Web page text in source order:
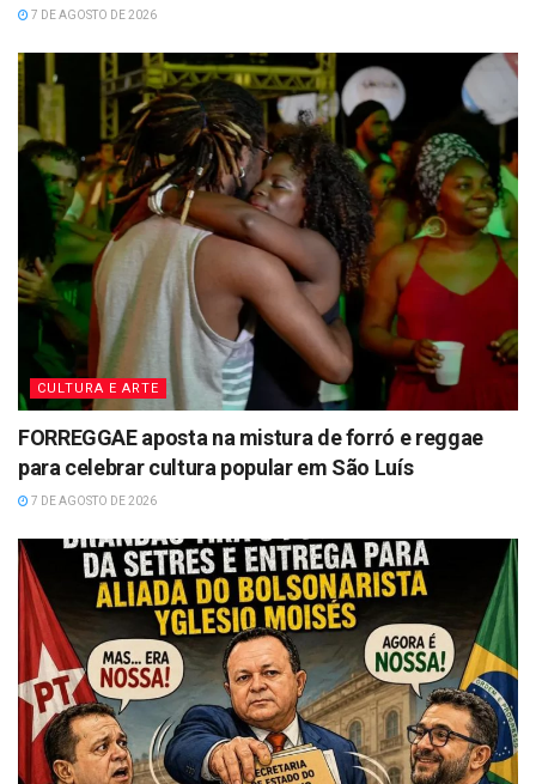
7 DE AGOSTO DE 2026
CULTURA E ARTE
FORREGGAE aposta na mistura de forró e reggae
para celebrar cultura popular em São Luís
7 DE AGOSTO DE 2026